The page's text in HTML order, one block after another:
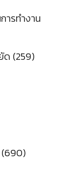
ารทำงาน
ด (259)
(690)